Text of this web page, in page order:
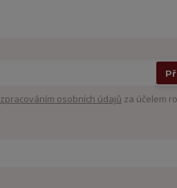
zpracováním osobních údajů za účelem